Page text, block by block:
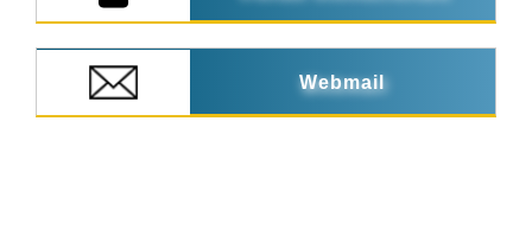
Webmail